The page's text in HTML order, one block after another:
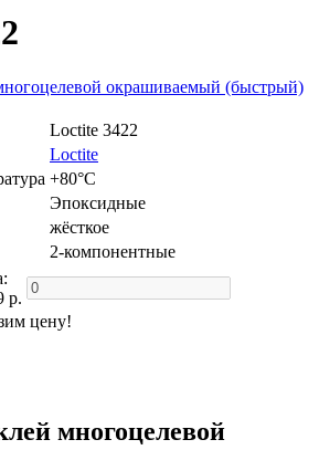
Loctite 3422
Loctite
+80°C
Эпоксидные
жёсткое
2-компонентные
р.
цену!
многоцелевой